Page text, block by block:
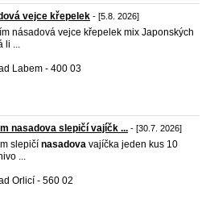
vejce křepelek - [5.8. 2026]
násadová vejce křepelek mix Japonských
li ...
Labem - 400 03
nasadova slepičí vajíčk ... - [30.7. 2026]
slepičí nasadova vajíčka jeden kus 10
...
Orlicí - 560 02